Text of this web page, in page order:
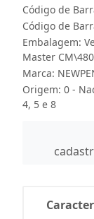
Código de
Código de
Embalagem:
Master CM\480
Marca:
Origem: 0 -
4, 5 e 8